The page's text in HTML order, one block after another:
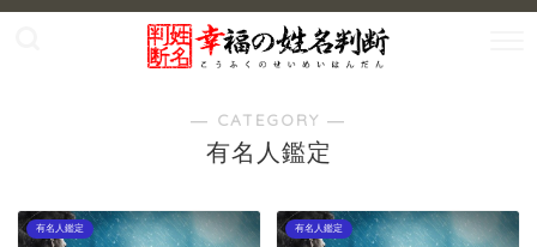
― CATEGORY ―
有名人鑑定
有名人鑑定 有名人鑑定